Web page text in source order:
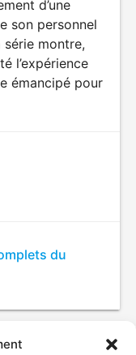
d’une
son personnel
série montre,
l’expérience
émancipé pour
du